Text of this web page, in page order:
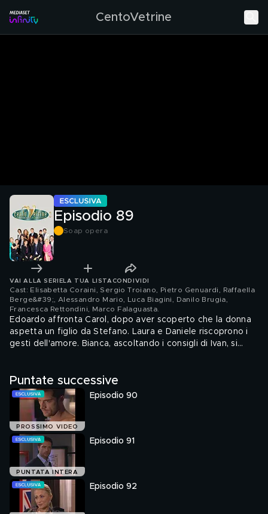
CentoVetrine
Episodio 89
Soap opera
VAI ALLA SERIE LA TUA LISTA CONDIVIDI
Cast: Elisabetta Coraini, Sergio Troiano, Pietro Genuardi, Raffaella
Berge&#39;, Alessandro Mario, Luca Biagini, Danilo Brugia,
Francesca Rettondini, Marco Falaguasta
Edoardo affronta Carol, dopo aver scoperto che la donna
aspetta un figlio da Stefano. Laura e Daniele riscoprono i
gesti dell'amore. Bianca, ascoltando i consigli di Ivan, si
Puntate successive
PROSSIMO VIDEO
Episodio 90
PUNTATA INTERA
Episodio 91
Episodio 92